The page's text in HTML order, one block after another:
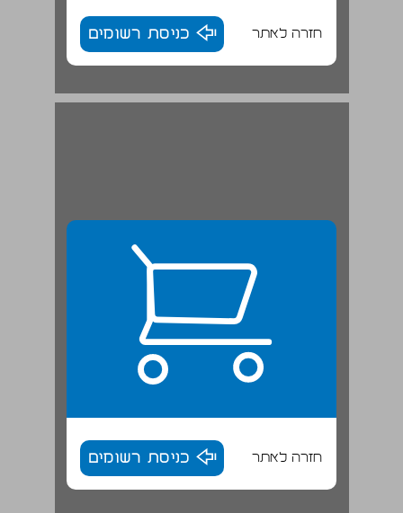
חזרה לאתר כניסת רשומים
3. שילוב הגישות כביטוי ליחסי הכוח בין הקיבוצים לעיירות־הפיתוח ... 23
חזרה לאתר כניסת רשומים